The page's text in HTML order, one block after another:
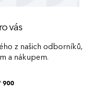
vás
z našich odborníků,
a nákupem.
900